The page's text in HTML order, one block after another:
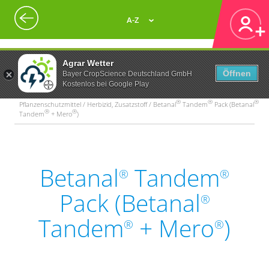
Agrar Wetter
Bayer CropScience Deutschland GmbH
Kostenlos bei Google Play
Öffnen
A-Z
Pflanzenschutzmittel / Herbizid, Zusatzstoff / Betanal® Tandem® Pack (Betanal®
Tandem® + Mero®)
Betanal® Tandem®
Pack (Betanal®
Tandem® + Mero®)